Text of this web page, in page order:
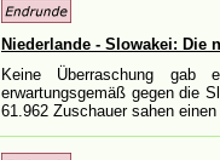
Niederlande - Slowakei: Die
Keine Überraschung
erwartungsgemäß gegen die
61.962 Zuschauer sahen